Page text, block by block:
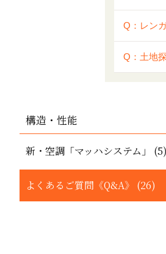
Q：レン
Q：土地
構造・性能
新・空調「マッハシステム」 (5)
よくあるご質問《Q&A》 (26)